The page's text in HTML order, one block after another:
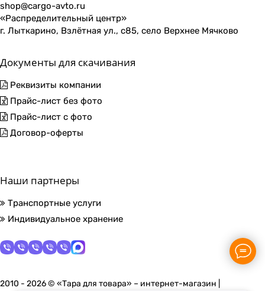
shop@cargo-avto.ru
«Распределительный центр»
г. Лыткарино, Взлётная ул., с85, село Верхнее Мячково
Документы для скачивания
Реквизиты компании
Прайс-лист без фото
Прайс-лист с фото
Договор-оферты
Наши партнеры
Транспортные услуги
Индивидуальное хранение
2010 - 2026 © «Тара для товара» – интернет-магазин |